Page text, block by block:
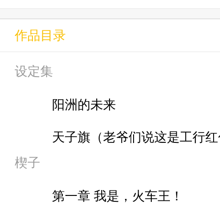
作品目录
设定集
阳洲的未来
天子旗（老爷们说这是工行红
楔子
第一章 我是，火车王！